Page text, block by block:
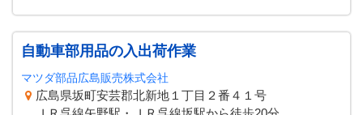
自動車部用品の入出荷作業
マツダ部品広島販売株式会社
広島県坂町安芸郡北新地１丁目２番４１号